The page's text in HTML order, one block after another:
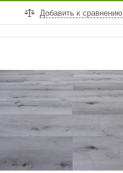
Добавить к сравнению